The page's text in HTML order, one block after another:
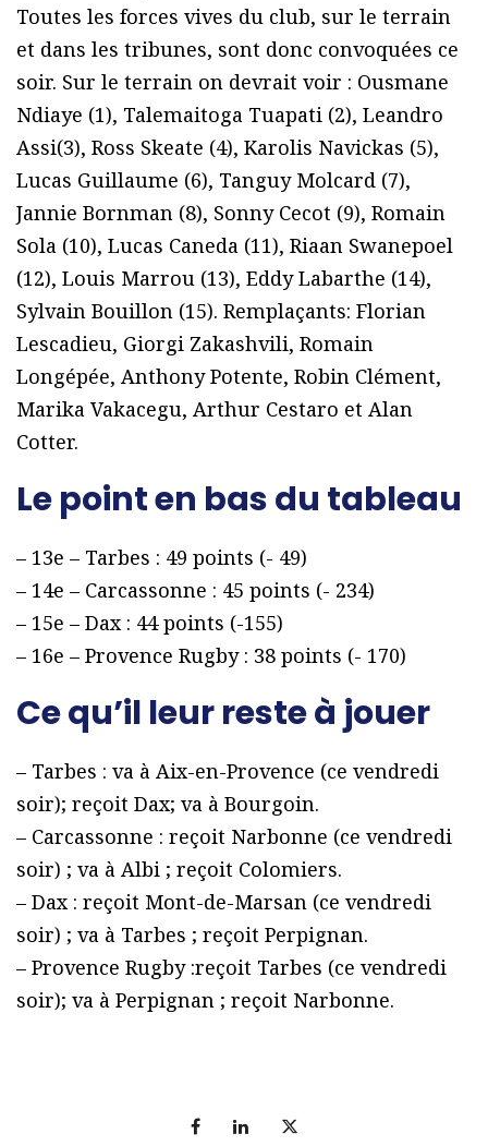
Toutes les forces vives du club, sur le terrain
et dans les tribunes, sont donc convoquées ce
soir. Sur le terrain on devrait voir : Ousmane
Ndiaye (1), Talemaitoga Tuapati (2), Leandro
Assi(3), Ross Skeate (4), Karolis Navickas (5),
Lucas Guillaume (6), Tanguy Molcard (7),
Jannie Bornman (8), Sonny Cecot (9), Romain
Sola (10), Lucas Caneda (11), Riaan Swanepoel
(12), Louis Marrou (13), Eddy Labarthe (14),
Sylvain Bouillon (15). Remplaçants: Florian
Lescadieu, Giorgi Zakashvili, Romain
Longépée, Anthony Potente, Robin Clément,
Marika Vakacegu, Arthur Cestaro et Alan
Cotter.
Le point en bas du tableau
– 13e – Tarbes : 49 points (- 49)
– 14e – Carcassonne : 45 points (- 234)
– 15e – Dax : 44 points (-155)
– 16e – Provence Rugby : 38 points (- 170)
Ce qu’il leur reste à jouer
– Tarbes : va à Aix-en-Provence (ce vendredi
soir); reçoit Dax; va à Bourgoin.
– Carcassonne : reçoit Narbonne (ce vendredi
soir) ; va à Albi ; reçoit Colomiers.
– Dax : reçoit Mont-de-Marsan (ce vendredi
soir) ; va à Tarbes ; reçoit Perpignan.
– Provence Rugby :reçoit Tarbes (ce vendredi
soir); va à Perpignan ; reçoit Narbonne.